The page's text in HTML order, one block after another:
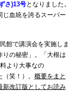
さ)13号となりました。
じ血統を誇るスーパー
館で講演会を実施しま
りの秘密」。「大根は
より大事なの
笑！）。 概要をまと
新改訂版としてお読み